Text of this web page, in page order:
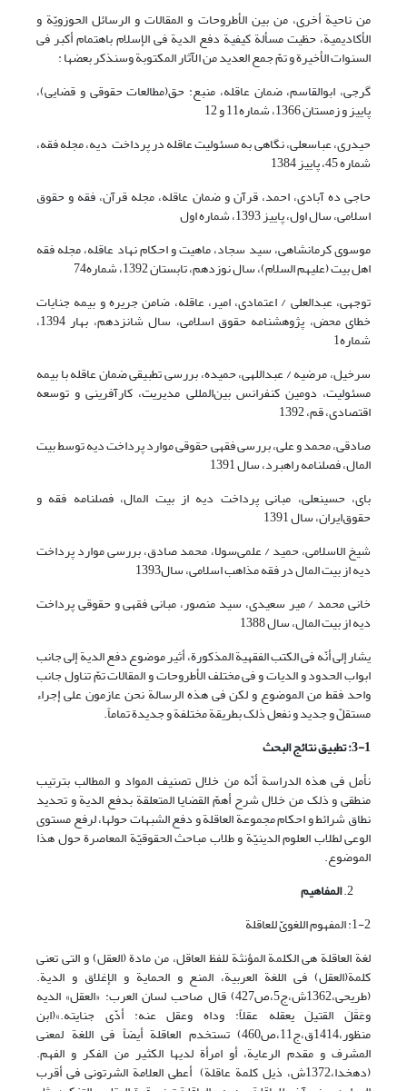
من ناحیة أخرى، من بین الأطروحات و المقالات و الرسائل الحوزویّة و
الأکادیمیة، حظیت مسألة کیفیة دفع الدیة فی الإسلام باهتمام أکبر فی
السنوات الأخیرة و تمّ جمع العدید من الآثار المکتوبة وسنذکر بعضها :
گرجی، ابوالقاسم، ضمان عاقله، منبع: حق(مطالعات حقوقی و قضایی)،
پاییز و زمستان 1366، شماره11 و 12
حیدری، عباسعلی، نگاهی به مسئولیت عاقله در پرداخت دیه، مجله فقه،
شماره 45، پاییز 1384
حاجی ده آبادی، احمد، قرآن و ضمان عاقله، مجله قرآن، فقه و حقوق
اسلامی، سال اول، پاییز 1393، شماره اول
موسوی کرمانشاهی، سید سجاد، ماهیت و احکام نهاد عاقله، مجله فقه
اهل بیت (علیهم السلام)، سال نوزدهم، تابستان 1392، شماره74
توجهی، عبدالعلی / اعتمادی، امیر، عاقله، ضامن جریره و بیمه جنایات
خطای محض، پژوهشنامه حقوق اسلامی، سال شانزدهم، بهار 1394،
شماره1
سرخیل، مرضیه / عبداللهی، حمیده، بررسی تطبیقی ضمان عاقله با بیمه
مسئولیت، دومین کنفرانس بین‌المللی مدیریت، کارآفرینی و توسعه
اقتصادی، قم، 1392
صادقی، محمد و علی، بررسی فقهی حقوقی موارد پرداخت دیه توسط بیت
المال، فصلنامه راهبرد، سال 1391
بای، حسینعلی، مبانی پرداخت دیه از بیت المال، فصلنامه فقه و
حقوق‌ایران، سال 1391
شیخ الاسلامی، حمید / علمی‌سولا، محمد صادق، بررسی موارد پرداخت
دیه از بیت المال در فقه مذاهب اسلامی، سال1393
خانی محمد / میر سعیدی، سید منصور، مبانی فقهی و حقوقی پرداخت
دیه از بیت المال، سال 1388
یشار إلى أنّه فی الکتب الفقهیة المذکورة، أثیر موضوع دفع الدیة إلى جانب
ابواب الحدود و الدیات و فی مختلف الأطروحات و المقالات تمّ تناول جانب
واحد فقط من الموضوع و لکن فی هذه الرسالة نحن عازمون على إجراء
مستقلّ و جدید و نفعل ذلک بطریقة مختلفة و جدیدة تماماً.
3-1: تطبیق نتائج البحث
نأمل فی هذه الدراسة أنّه من خلال تصنیف المواد و المطالب بترتیب
منطقی و ذلک من خلال شرح أهمّ القضایا المتعلقة بدفع الدیة و تحدید
نطاق شرائط و احکام مجموعة العاقلة و دفع الشبهات حولها، لرفع مستوى
الوعی لطلاب العلوم الدینیّة و طلاب مباحث الحقوقیّة المعاصرة حول هذا
الموضوع.
المفاهیم
1-2: المفهوم اللغویّ للعاقلة
لغة العاقلة هی الکلمة المؤنثة للفظ العاقل، من مادة (العقل) و التی تعنی
کلمة(العقل) فی اللغة العربیة، المنع و الحمایة و الإغلاق و الدیة.
(طریحی،1362ش،ج5،ص427) قال صاحب لسان العرب: «العقل» الدیه
وعَقَلَ القتیلَ یعقله عقلاً: وداه وعقل عنه: أدّى جنایته.»(ابن
منظور،1414ق،ج11،ص460) تستخدم العاقلة أیضاً فی اللغة لمعنی
المشرف و مقدم الرعایة، أو امرأة لدیها الکثیر من الفکر و الفهم.
(دهخدا،1372ش، ذیل کلمة عاقلة) أعطى العلامة الشرتونی فی أقرب